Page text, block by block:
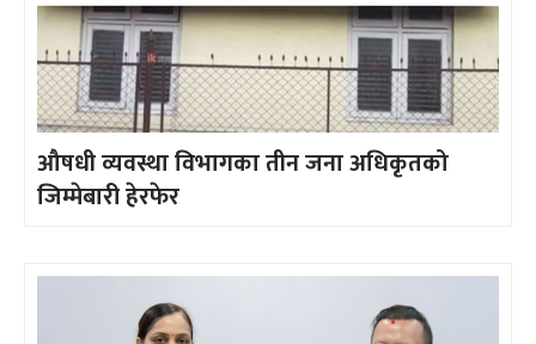
औषधी व्यवस्था विभागका तीन जना अधिकृतको
जिम्मेबारी हेरफेर